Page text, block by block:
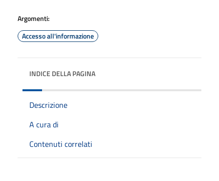
Argomenti:
Accesso all'informazione
INDICE DELLA PAGINA
Descrizione
A cura di
Contenuti correlati